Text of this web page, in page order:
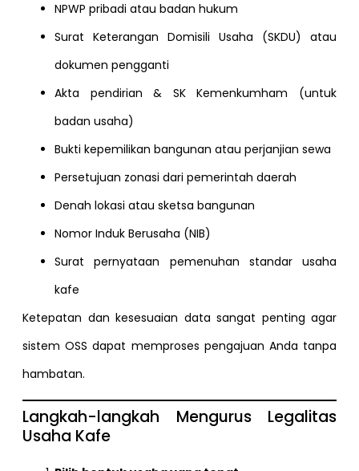
NPWP pribadi atau badan hukum
Surat Keterangan Domisili Usaha (SKDU) atau
dokumen pengganti
Akta pendirian & SK Kemenkumham (untuk
badan usaha)
Bukti kepemilikan bangunan atau perjanjian sewa
Persetujuan zonasi dari pemerintah daerah
Denah lokasi atau sketsa bangunan
Nomor Induk Berusaha (NIB)
Surat pernyataan pemenuhan standar usaha
kafe
Ketepatan dan kesesuaian data sangat penting agar
sistem OSS dapat memproses pengajuan Anda tanpa
hambatan.
Langkah-langkah Mengurus Legalitas
Usaha Kafe